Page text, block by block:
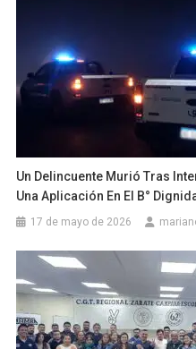
Un Delincuente Murió Tras
Una Aplicación En El B°
17 de mayo de 2026